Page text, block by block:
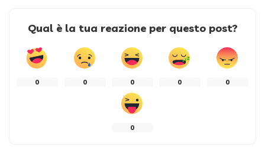
Qual è la tua reazione per questo post?
0 0 0 0 0
0